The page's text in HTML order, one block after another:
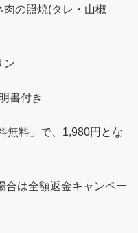
の照焼(タレ・山椒
ン
書付き
無料」で、1,980円とな
合は全額返金キャンペー